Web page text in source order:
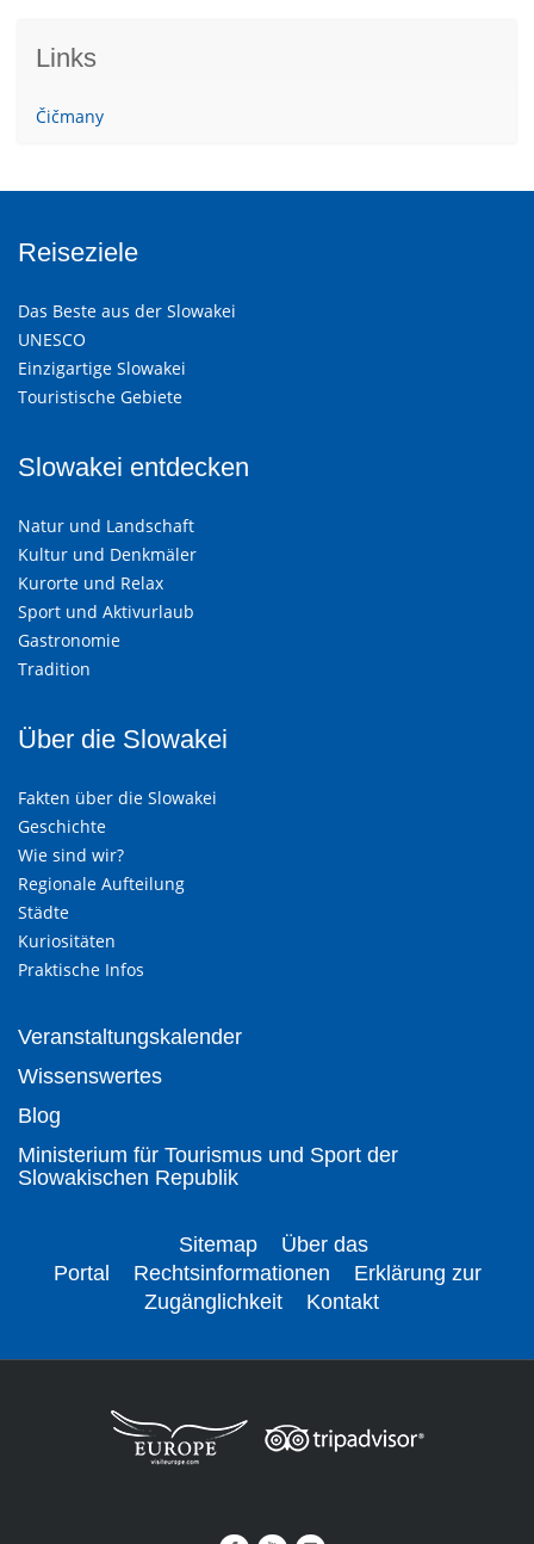
Links
Čičmany
Reiseziele
Das Beste aus der Slowakei
UNESCO
Einzigartige Slowakei
Touristische Gebiete
Slowakei entdecken
Natur und Landschaft
Kultur und Denkmäler
Kurorte und Relax
Sport und Aktivurlaub
Gastronomie
Tradition
Über die Slowakei
Fakten über die Slowakei
Geschichte
Wie sind wir?
Regionale Aufteilung
Städte
Kuriositäten
Praktische Infos
Veranstaltungskalender
Wissenswertes
Blog
Ministerium für Tourismus und Sport der
Slowakischen Republik
Sitemap
Über das
Portal
Rechtsinformationen
Erklärung zur
Zugänglichkeit
Kontakt